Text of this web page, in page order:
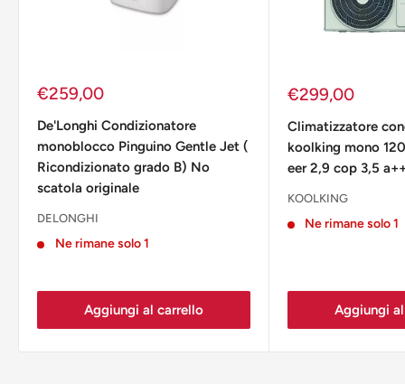
Prezzo
€259,00
De'Longhi Condizionatore
monoblocco Pinguino Gentle Jet (
Ricondizionato grado B) No
scatola originale
DELONGHI
Ne rimane solo 1
Aggiungi al carrello
Prezzo
€299,00
Climatizzatore
koolking mono
eer 2,9 cop 3,5
KOOLKING
Ne rimane solo 1
Aggiungi